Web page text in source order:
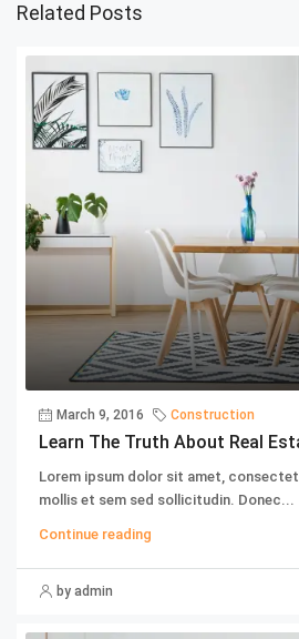
Related Posts
March 9, 2016 Construction
Learn The Truth About Real
Lorem ipsum dolor sit amet,
mollis et sem sed sollicitudin. Donec...
Continue reading
by admin